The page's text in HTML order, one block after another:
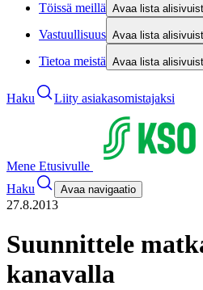
Töissä meillä Avaa lista
Vastuullisuus Avaa lista
Tietoa meistä Avaa lista
Haku Liity asiakasomistajaksi
Mene Etusivulle
Haku
Avaa navigaatio
27.8.2013
Suunnittele
kanavalla